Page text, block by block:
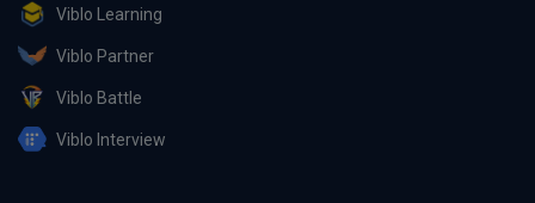
Viblo Learning
Viblo Partner
Viblo Battle
Viblo Interview